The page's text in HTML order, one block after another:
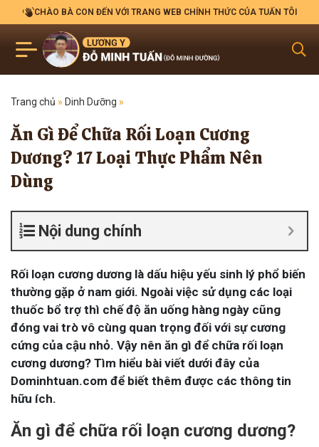
CHÀO BÀ CON ĐẾN VỚI TRANG WEB CHÍNH THỨC CỦA TUẤN TÔI
Trang chủ » Dinh Dưỡng »
Ăn Gì Để Chữa Rối Loạn Cương
Dương? 17 Loại Thực Phẩm Nên
Dùng
Nội dung chính
Rối loạn cương dương là dấu hiệu yếu sinh lý phổ biến
thường gặp ở nam giới. Ngoài việc sử dụng các loại
thuốc bổ trợ thì chế độ ăn uống hàng ngày cũng
đóng vai trò vô cùng quan trọng đối với sự cương
cứng của cậu nhỏ. Vậy nên ăn gì để chữa rối loạn
cương dương? Tìm hiểu bài viết dưới đây của
Dominhtuan.com để biết thêm được các thông tin
hữu ích.
Ăn gì để chữa rối loạn cương dương?